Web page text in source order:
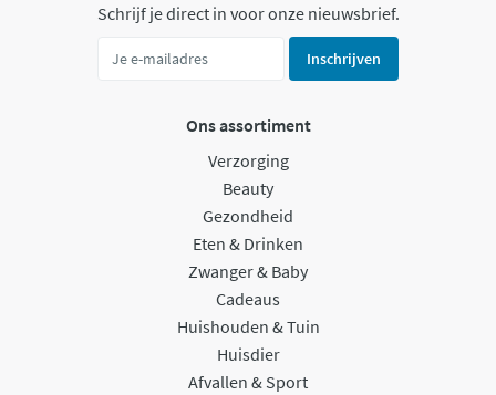
Schrijf je direct in voor onze nieuwsbrief.
Inschrijven
Ons assortiment
Verzorging
Beauty
Gezondheid
Eten & Drinken
Zwanger & Baby
Cadeaus
Huishouden & Tuin
Huisdier
Afvallen & Sport